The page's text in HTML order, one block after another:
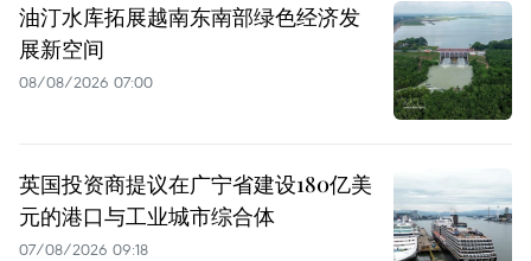
油汀水库拓展越南东南部绿色经济发
展新空间
08/08/2026 07:00
英国投资商提议在广宁省建设180亿美
元的港口与工业城市综合体
07/08/2026 09:18